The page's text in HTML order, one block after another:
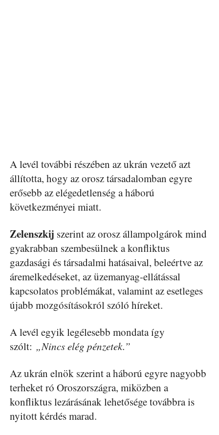
A levél további részében az ukrán vezető azt
állította, hogy az orosz társadalomban egyre
erősebb az elégedetlenség a háború
következményei miatt.
Zelenszkij szerint az orosz állampolgárok mind
gyakrabban szembesülnek a konfliktus
gazdasági és társadalmi hatásaival, beleértve az
áremelkedéseket, az üzemanyag-ellátással
kapcsolatos problémákat, valamint az esetleges
újabb mozgósításokról szóló híreket.
A levél egyik legélesebb mondata így
szólt: „Nincs elég pénzetek.”
Az ukrán elnök szerint a háború egyre nagyobb
terheket ró Oroszországra, miközben a
konfliktus lezárásának lehetősége továbbra is
nyitott kérdés marad.